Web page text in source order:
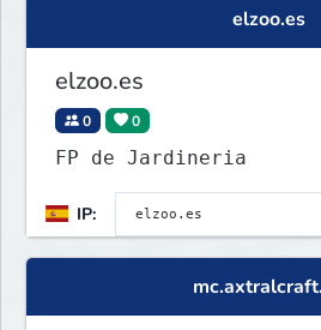
elzoo.es
elzoo.es
0 0
FP de Jardineria
IP: